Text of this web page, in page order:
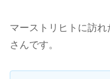
マーストリヒトに訪
さんです。